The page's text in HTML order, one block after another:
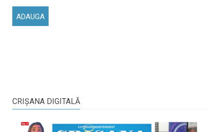
CRIŞANA DIGITALĂ